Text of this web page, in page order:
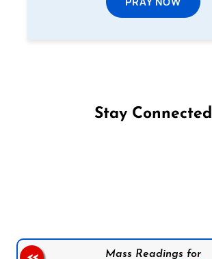
Stay Connected
Mass Readings for